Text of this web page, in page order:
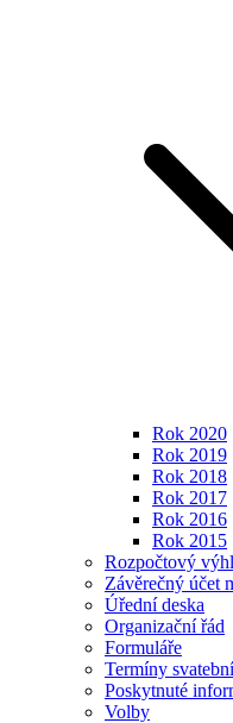
Rok 2020
Rok 2019
Rok 2018
Rok 2017
Rok 2016
Rok 2015
Rozpočtový
Závěrečný účet
Úřední deska
Organizační řád
Formuláře
Termíny
Poskytnuté
Volby